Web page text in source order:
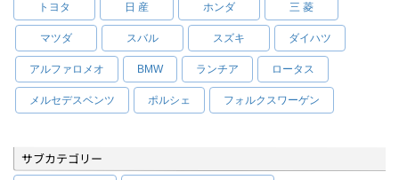
トヨタ 日 産 ホンダ 三 菱
マツダ スバル スズキ ダイハツ
アルファロメオ BMW ランチア ロータス
メルセデスベンツ ポルシェ フォルクスワーゲン
サブカテゴリー